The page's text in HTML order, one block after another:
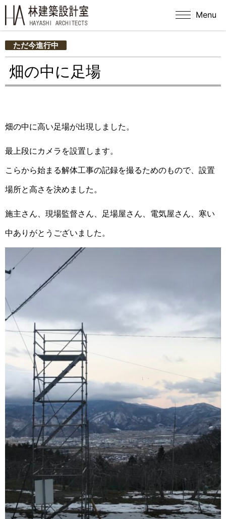
Menu
ただ今進行中
畑の中に足場
畑の中に高い足場が出現しました。
最上段にカメラを設置します。
こらから始まる解体工事の記録を撮るためのもので、設置
場所と高さを決めました。
施主さん、現場監督さん、足場屋さん、電気屋さん、寒い
中ありがとうございました。